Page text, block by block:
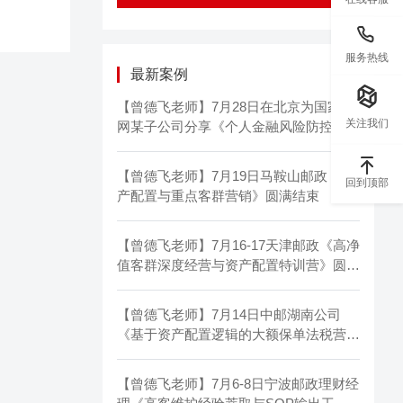
最新案例
【曾德飞老师】7月28日在北京为国家电
网某子公司分享《个人金融风险防控与合
【曾德飞老师】7月19日马鞍山邮政《资
产配置与重点客群营销》圆满结束
【曾德飞老师】7月16-17天津邮政《高净
值客群深度经营与资产配置特训营》圆满
【曾德飞老师】7月14日中邮湖南公司
《基于资产配置逻辑的大额保单法税营
【曾德飞老师】7月6-8日宁波邮政理财经
服务热线
关注我们
回到顶部